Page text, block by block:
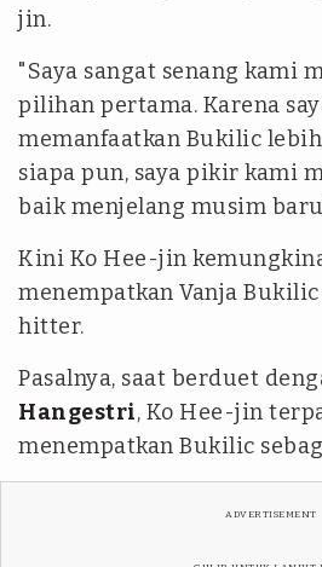
jin.
"Saya sangat senang kami
pilihan pertama. Karena
memanfaatkan Bukilic
siapa pun, saya pikir kami
baik menjelang musim
Kini Ko Hee-jin
menempatkan Vanja
hitter.
Pasalnya, saat berduet
Hangestri, Ko Hee-jin
menempatkan Bukilic
ADVERTISEMENT